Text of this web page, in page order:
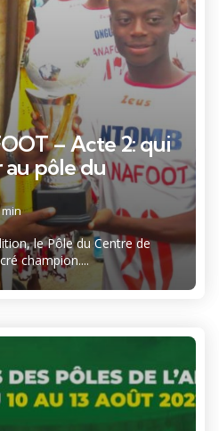
– Acte 2: qui
pôle du
min
le Pôle du Centre de
champion....